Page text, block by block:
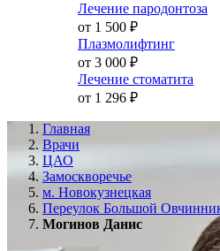
Лечение пародонтоза
от 1 500 ₽
Плазмолифтинг
от 3 000 ₽
Лечение стоматита
от 1 296 ₽
Главная
Врачи
ЦАО
Замоскворечье
м. Новокузнецкая
Переулок Большой
Могинов Данис